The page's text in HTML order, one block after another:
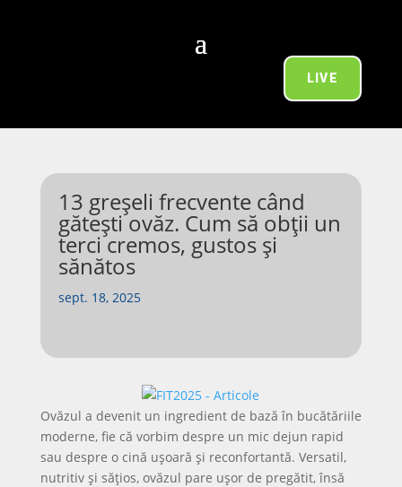
LIVE
13 greșeli frecvente când
gătești ovăz. Cum să obții un
terci cremos, gustos și
sănătos
sept. 18, 2025
Ovăzul a devenit un ingredient de bază în bucătăriile
moderne, fie că vorbim despre un mic dejun rapid
sau despre o cină ușoară și reconfortantă. Versatil,
nutritiv și sățios, ovăzul pare ușor de pregătit, însă